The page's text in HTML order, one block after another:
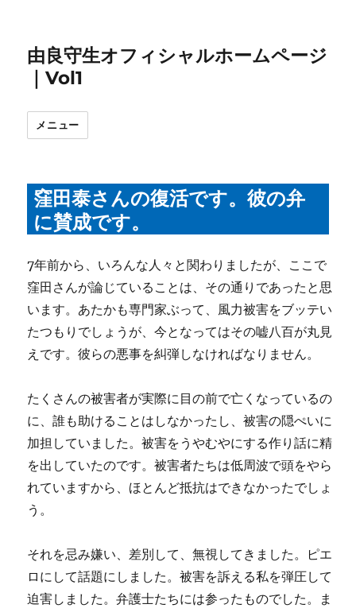
由良守生オフィシャルホームページ
｜Vol1
メニュー
窪田泰さんの復活です。彼の弁
に賛成です。
7年前から、いろんな人々と関わりましたが、ここで
窪田さんが論じていることは、その通りであったと思
います。あたかも専門家ぶって、風力被害をブッテい
たつもりでしょうが、今となってはその嘘八百が丸見
えです。彼らの悪事を糾弾しなければなりません。
たくさんの被害者が実際に目の前で亡くなっているの
に、誰も助けることはしなかったし、被害の隠ぺいに
加担していました。被害をうやむやにする作り話に精
を出していたのです。被害者たちは低周波で頭をやら
れていますから、ほとんど抵抗はできなかったでしょ
う。
それを忌み嫌い、差別して、無視してきました。ピエ
ロにして話題にしました。被害を訴える私を弾圧して
迫害しました。弁護士たちには参ったものでした。ま